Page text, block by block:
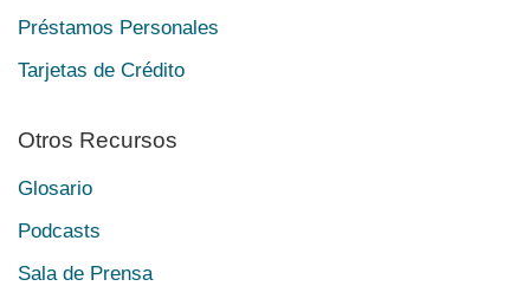
Préstamos Personales
Tarjetas de Crédito
Otros Recursos
Glosario
Podcasts
Sala de Prensa